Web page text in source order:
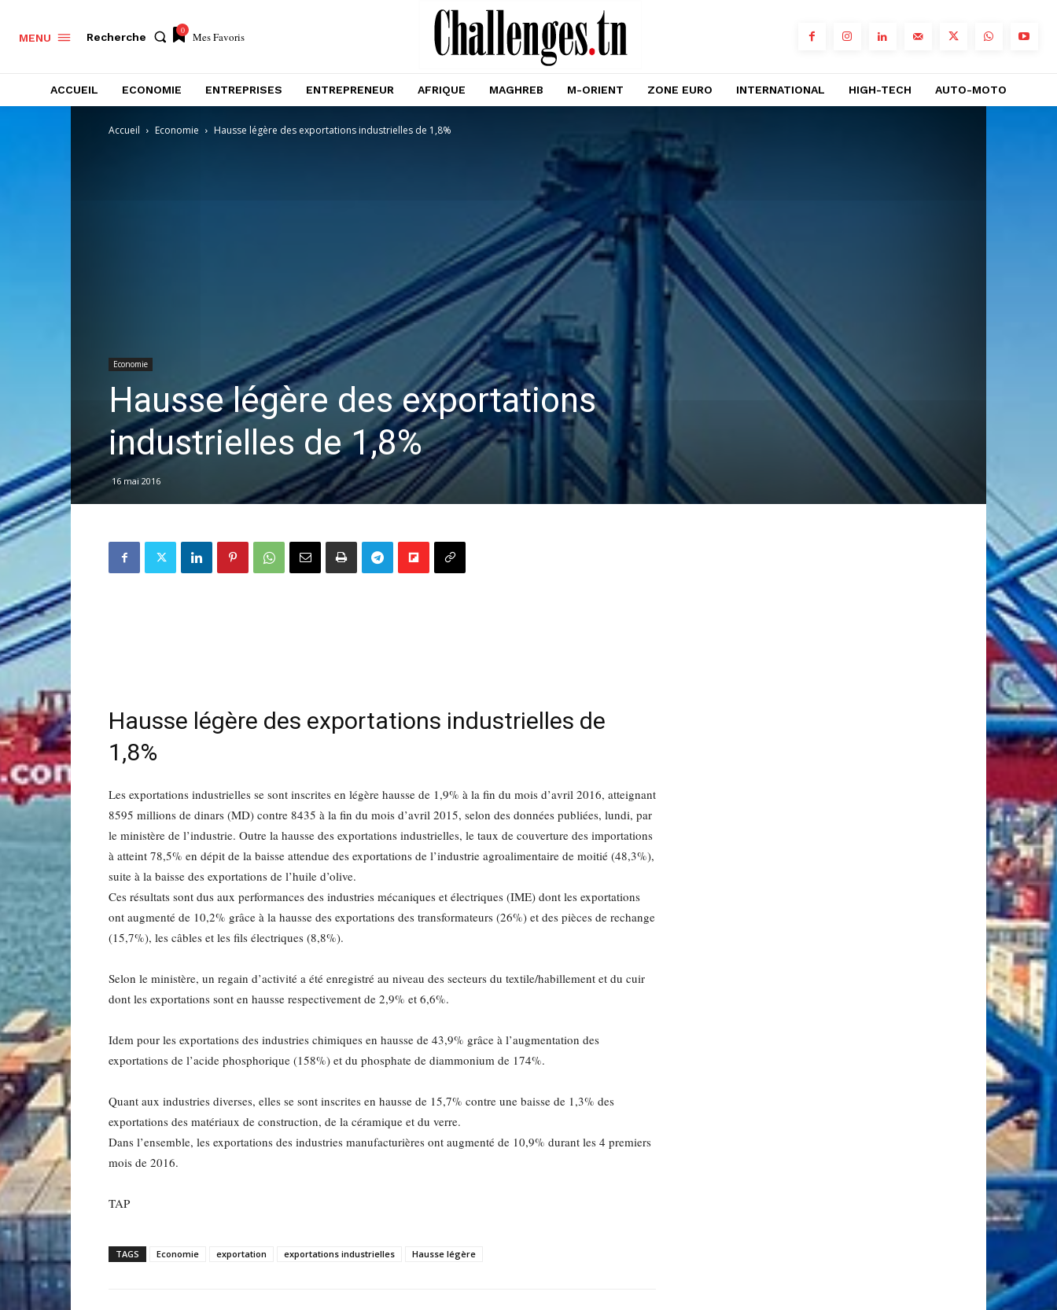
MENU Recherche
0 Mes Favoris
ACCUEIL ECONOMIE ENTREPRISES ENTREPRENEUR AFRIQUE MAGHREB M-ORIENT ZONE EURO INTERNATIONAL HIGH-TECH AUTO-MOTO
Accueil Economie Hausse légère des exportations industrielles de 1,8%
Economie
Hausse légère des exportations
industrielles de 1,8%
16 mai 2016
Hausse légère des exportations industrielles de
1,8%
Les exportations industrielles se sont inscrites en légère hausse de 1,9% à la fin du mois d’avril 2016, atteignant
8595 millions de dinars (MD) contre 8435 à la fin du mois d’avril 2015, selon des données publiées, lundi, par
le ministère de l’industrie. Outre la hausse des exportations industrielles, le taux de couverture des importations
à atteint 78,5% en dépit de la baisse attendue des exportations de l’industrie agroalimentaire de moitié (48,3%),
suite à la baisse des exportations de l’huile d’olive.
Ces résultats sont dus aux performances des industries mécaniques et électriques (IME) dont les exportations
ont augmenté de 10,2% grâce à la hausse des exportations des transformateurs (26%) et des pièces de rechange
(15,7%), les câbles et les fils électriques (8,8%).
Selon le ministère, un regain d’activité a été enregistré au niveau des secteurs du textile/habillement et du cuir
dont les exportations sont en hausse respectivement de 2,9% et 6,6%.
Idem pour les exportations des industries chimiques en hausse de 43,9% grâce à l’augmentation des
exportations de l’acide phosphorique (158%) et du phosphate de diammonium de 174%.
Quant aux industries diverses, elles se sont inscrites en hausse de 15,7% contre une baisse de 1,3% des
exportations des matériaux de construction, de la céramique et du verre.
Dans l’ensemble, les exportations des industries manufacturières ont augmenté de 10,9% durant les 4 premiers
mois de 2016.
TAP
TAGS Economie exportation exportations industrielles Hausse légère